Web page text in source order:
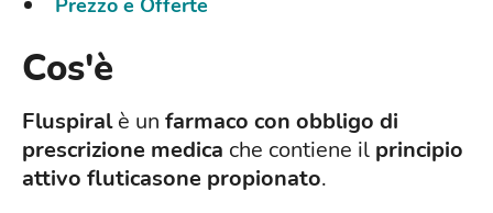
Prezzo e Offerte
Cos'è
Fluspiralè un farmaco con obbligo di
prescrizione medica che contiene il principio
attivo fluticasone propionato.